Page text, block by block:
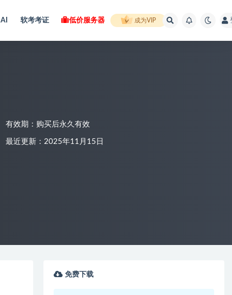
AI 软考考证 低价服务器 成为VIP
有效期：购买后永久有效
最近更新：2025年11月15日
免费下载